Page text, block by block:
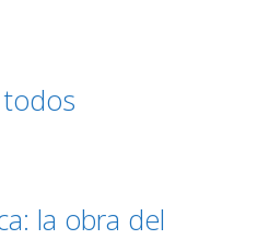
todos
la obra del